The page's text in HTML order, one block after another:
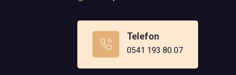
Telefon
0541 193 80 07